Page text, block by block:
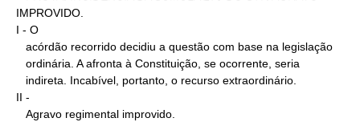
IMPROVIDO.
I - O
II -
   Agravo regimental improvido.